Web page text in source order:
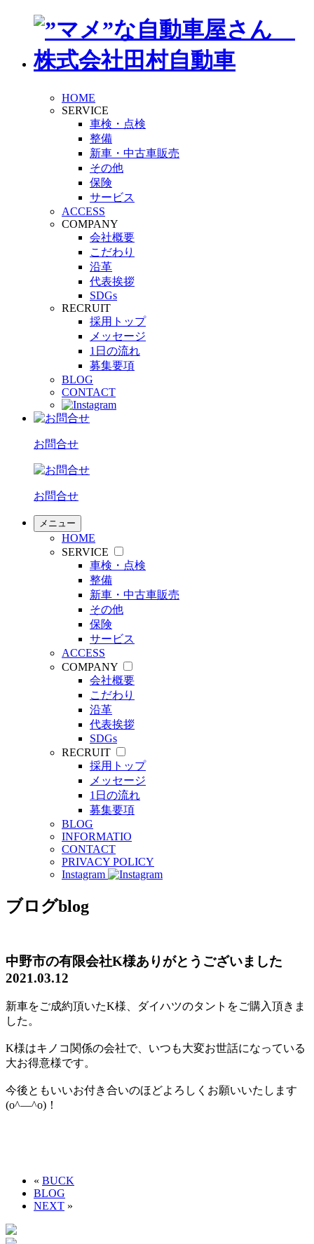
HOME
SERVICE
車検・点検
整備
新車・中古車販売
その他
保険
サービス
ACCESS
COMPANY
会社概要
こだわり
沿革
代表挨拶
SDGs
RECRUIT
採用トップ
メッセージ
1日の流れ
募集要項
BLOG
CONTACT
お問合せ
お問合せ
メニュー
HOME
SERVICE
車検・点検
整備
新車・中古車販売
その他
保険
サービス
ACCESS
COMPANY
会社概要
こだわり
沿革
代表挨拶
SDGs
RECRUIT
採用トップ
メッセージ
1日の流れ
募集要項
BLOG
INFORMATIO
CONTACT
PRIVACY POLICY
Instagram
ブログblog
中野市の有限会社K様ありがとうございました
2021.03.12
新車をご成約頂いたK様、ダイハツのタントをご購入頂きま
した。
K様はキノコ関係の会社で、いつも大変お世話になっている
大お得意様です。
今後ともいいお付き合いのほどよろしくお願いいたします
(o^―^o)！
« BUCK
BLOG
NEXT »